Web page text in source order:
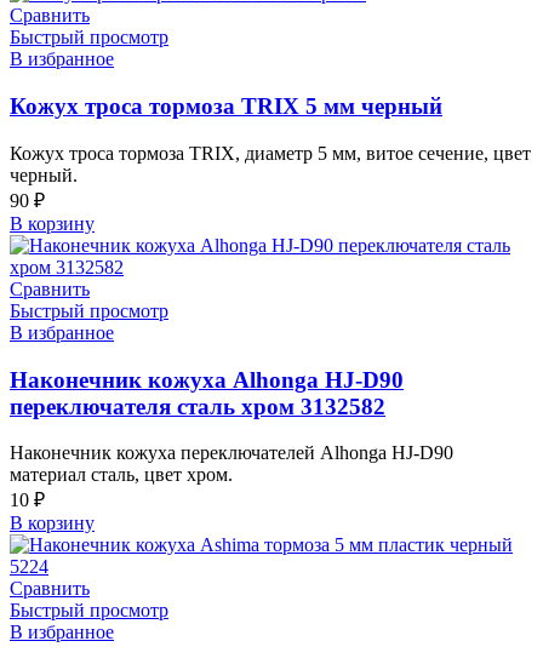
Сравнить
Быстрый просмотр
В избранное
Кожух троса тормоза TRIX 5 мм черный
Кожух троса тормоза TRIX, диаметр 5 мм, витое сечение, цвет
черный.
90 ₽
В корзину
Сравнить
Быстрый просмотр
В избранное
Наконечник кожуха Alhonga HJ-D90
переключателя сталь хром 3132582
Наконечник кожуха переключателей Alhonga HJ-D90
материал сталь, цвет хром.
10 ₽
В корзину
Сравнить
Быстрый просмотр
В избранное